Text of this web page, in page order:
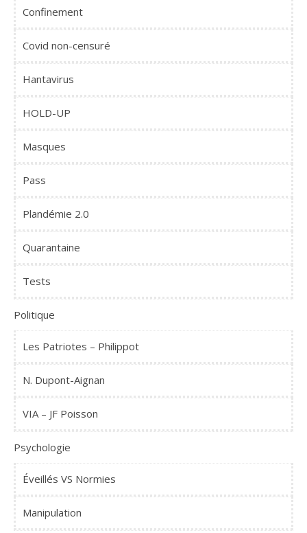
Confinement
Covid non-censuré
Hantavirus
HOLD-UP
Masques
Pass
Plandémie 2.0
Quarantaine
Tests
Politique
Les Patriotes – Philippot
N. Dupont-Aignan
VIA – JF Poisson
Psychologie
Éveillés VS Normies
Manipulation